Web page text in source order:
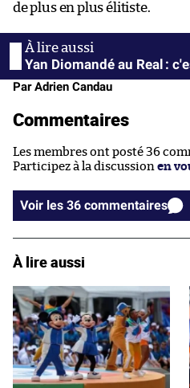
de plus en plus élitiste.
Yan Diomandé au Real :
Par Adrien Candau
Commentaires
Les membres ont posté 36
Participez à la discussion en
Voir les 36 commentaires
À lire aussi